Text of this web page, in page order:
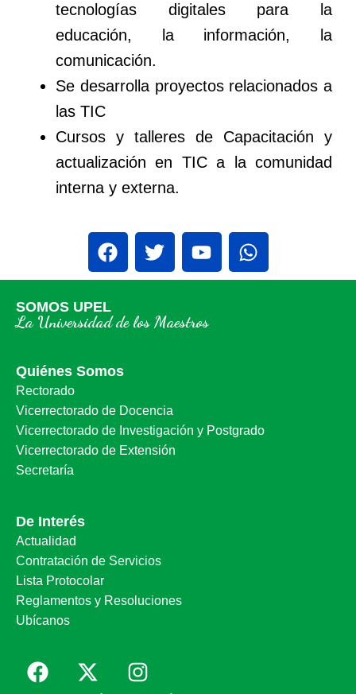
tecnologías digitales para la
educación, la información, la
comunicación.
Se desarrolla proyectos relacionados a
las TIC
Cursos y talleres de Capacitación y
actualización en TIC a la comunidad
interna y externa.
SOMOS UPEL
La Universidad de los Maestros
Quiénes Somos
Rectorado
Vicerrectorado de Docencia
Vicerrectorado de Investigación y Postgrado
Vicerrectorado de Extensión
Secretaría
De Interés
Actualidad
Contratación de Servicios
Lista Protocolar
Reglamentos y Resoluciones
Ubícanos